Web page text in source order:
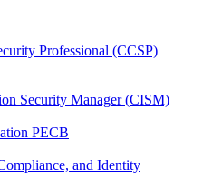
Professional (CCSP)
Security Manager (CISM)
PECB
and Identity